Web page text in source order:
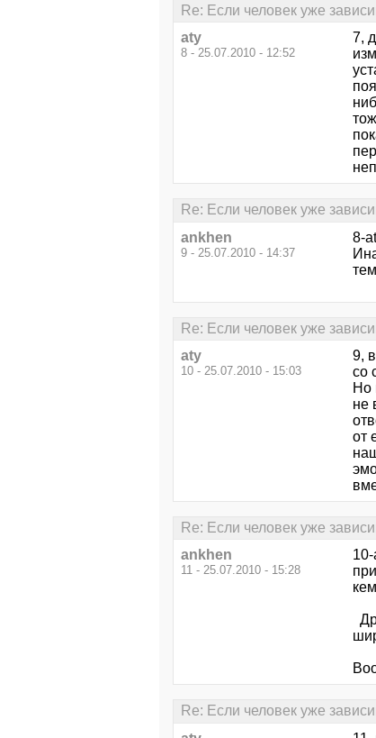
Re: Если человек уже
aty
8 - 25.07.2010 - 12:52
7,
Re: Если человек уже
ankhen
9 - 25.07.2010 - 14:37
8-
Re: Если человек уже
aty
10 - 25.07.2010 - 15:03
9,
со
Но
не
от
Re: Если человек уже
ankhen
11 - 25.07.2010 - 15:28
Re: Если человек уже